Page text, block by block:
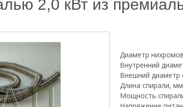
2,0 кВт из
Диаметр
Внутренний
Внешний диаметр
Длина спирали, мм
Мощность